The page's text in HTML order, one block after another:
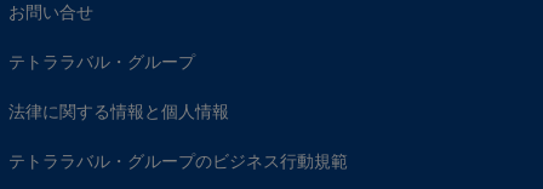
お問い合せ
テトララバル・グループ
法律に関する情報と個人情報
テトララバル・グループのビジネス行動規範